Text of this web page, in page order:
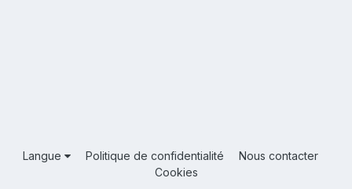
Langue Politique de confidentialité
Nous contacter
Cookies